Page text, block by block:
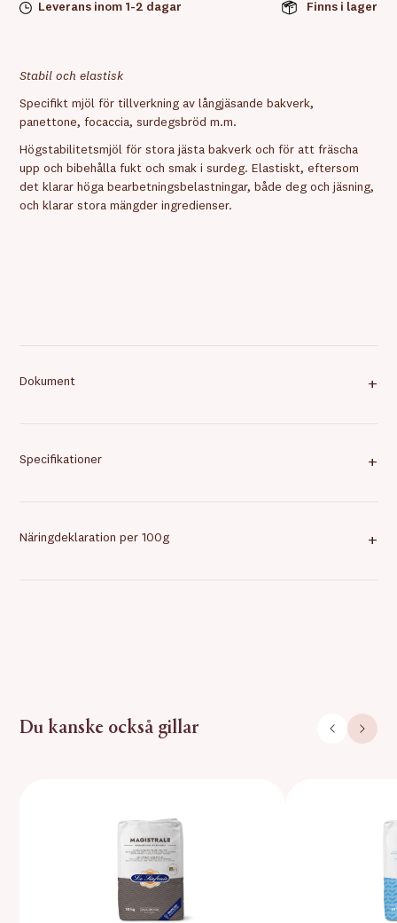
Leverans inom 1-2 dagar Finns i lager
Stabil och elastisk
Specifikt mjöl för tillverkning av långjäsande bakverk,
panettone, focaccia, surdegsbröd m.m.
Högstabilitetsmjöl för stora jästa bakverk och för att fräscha
upp och bibehålla fukt och smak i surdeg. Elastiskt, eftersom
det klarar höga bearbetningsbelastningar, både deg och jäsning,
och klarar stora mängder ingredienser.
Dokument +
Specifikationer +
Näringdeklaration per 100g +
Du kanske också gillar